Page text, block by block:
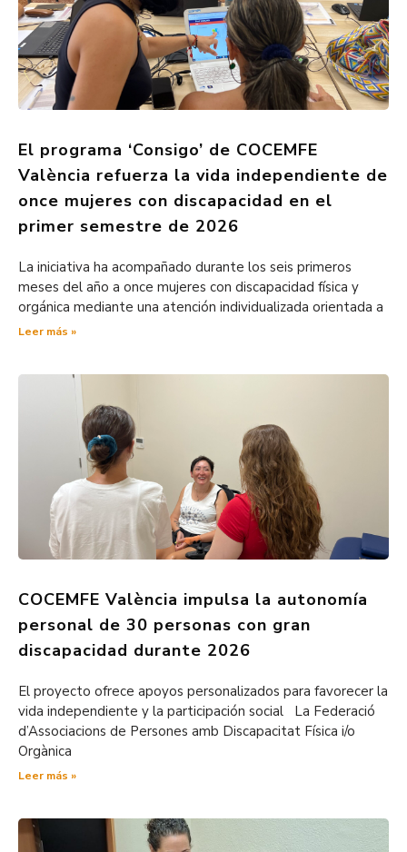
El programa ‘Consigo’ de COCEMFE
València refuerza la vida independiente de
once mujeres con discapacidad en el
primer semestre de 2026
La iniciativa ha acompañado durante los seis primeros
meses del año a once mujeres con discapacidad física y
orgánica mediante una atención individualizada orientada a
Leer más »
COCEMFE València impulsa la autonomía
personal de 30 personas con gran
discapacidad durante 2026
El proyecto ofrece apoyos personalizados para favorecer la
vida independiente y la participación social La Federació
d’Associacions de Persones amb Discapacitat Física i/o
Orgànica
Leer más »